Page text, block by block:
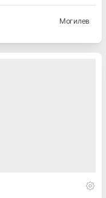
Могилев